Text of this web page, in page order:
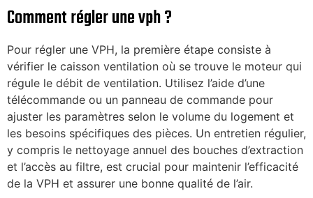
Comment régler une vph ?
Pour régler une VPH, la première étape consiste à
vérifier le caisson ventilation où se trouve le moteur qui
régule le débit de ventilation. Utilisez l’aide d’une
télécommande ou un panneau de commande pour
ajuster les paramètres selon le volume du logement et
les besoins spécifiques des pièces. Un entretien régulier,
y compris le nettoyage annuel des bouches d’extraction
et l’accès au filtre, est crucial pour maintenir l’efficacité
de la VPH et assurer une bonne qualité de l’air.